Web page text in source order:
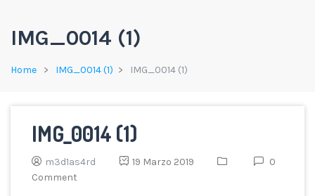
IMG_0014 (1)
Home IMG_0014 (1) IMG_0014 (1)
IMG_0014 (1)
m3d1as4rd 19 Marzo 2019
0
Comment